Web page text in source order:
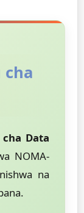
Data
NOMA-
na